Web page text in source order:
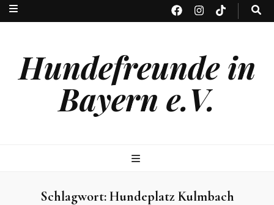
Hundefreunde in
Bayern e.V.
Schlagwort:Hundeplatz Kulmbach